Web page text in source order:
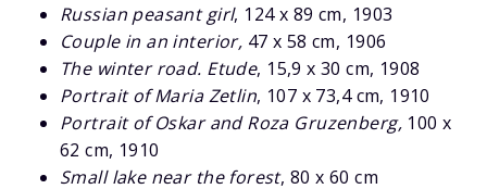
Russian peasant girl, 124 x 89 cm, 1903
Couple in an interior, 47 x 58 cm, 1906
The winter road. Etude, 15,9 x 30 cm, 1908
Portrait of Maria Zetlin, 107 x 73,4 cm, 1910
Portrait of Oskar and Roza Gruzenberg,100 x
62 cm, 1910
Small lake near the forest, 80 x 60 cm